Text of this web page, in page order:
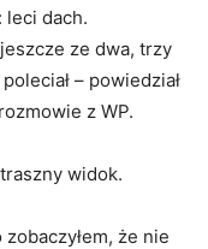
leci dach.
ze dwa, trzy
– powiedział
z WP.
widok.
że nie